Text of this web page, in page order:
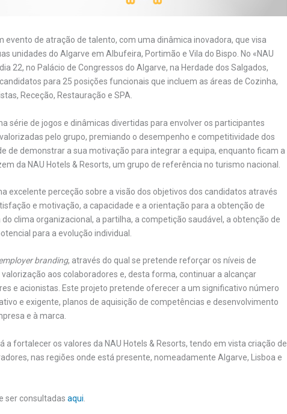
evento de atração de talento, com uma dinâmica inovadora, que visa
unidades do Algarve em Albufeira, Portimão e Vila do Bispo. No «NAU
22, no Palácio de Congressos do Algarve, na Herdade dos Salgados,
para 25 posições funcionais que incluem as áreas de Cozinha,
Receção, Restauração e SPA.
série de jogos e dinâmicas divertidas para envolver os participantes
pelo grupo, premiando o desempenho e competitividade dos
de demonstrar a sua motivação para integrar a equipa, enquanto ficam a
da NAU Hotels & Resorts, um grupo de referência no turismo nacional.
excelente perceção sobre a visão dos objetivos dos candidatos através
e motivação, a capacidade e a orientação para a obtenção de
clima organizacional, a partilha, a competição saudável, a obtenção de
para a evolução individual.
branding, através do qual se pretende reforçar os níveis de
aos colaboradores e, desta forma, continuar a alcançar
e acionistas. Este projeto pretende oferecer a um significativo número
e exigente, planos de aquisição de competências e desenvolvimento
e à marca.
a fortalecer os valores da NAU Hotels & Resorts, tendo em vista criação de
nas regiões onde está presente, nomeadamente Algarve, Lisboa e
ser consultadas aqui